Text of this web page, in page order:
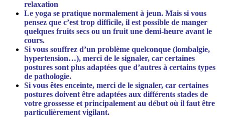
relaxation
Le yoga se pratique normalement à jeun. Mais si vous
pensez que c’est trop difficile, il est possible de manger
quelques fruits secs ou un fruit une demi-heure avant le
cours.
Si vous souffrez d’un problème quelconque (lombalgie,
hypertension…), merci de le signaler, car certaines
postures sont plus adaptées que d’autres à certains types
de pathologie.
Si vous êtes enceinte, merci de le signaler, car certaines
postures doivent être adaptées aux différents stades de
votre grossesse et principalement au début où il faut être
particulièrement vigilant.